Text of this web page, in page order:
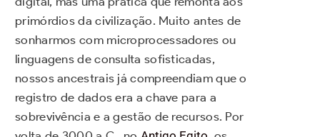
primórdios da civilização. Muito antes de
sonharmos com microprocessadores ou
linguagens de consulta sofisticadas,
nossos ancestrais já compreendiam que o
registro de dados era a chave para a
sobrevivência e a gestão de recursos. Por